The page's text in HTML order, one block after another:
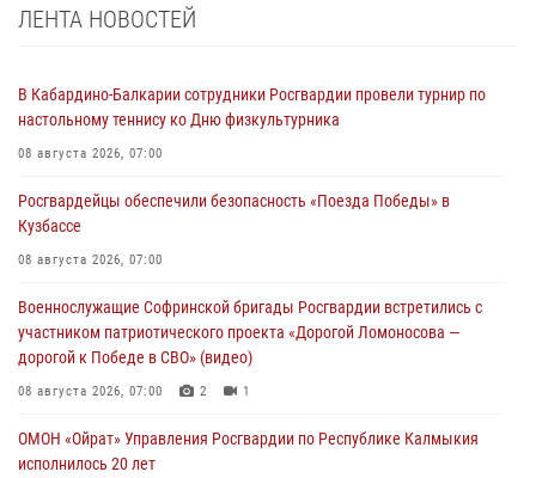
ЛЕНТА НОВОСТЕЙ
В Кабардино-Балкарии сотрудники Росгвардии провели турнир по
настольному теннису ко Дню физкультурника
08 августа 2026, 07:00
Росгвардейцы обеспечили безопасность «Поезда Победы» в
Кузбассе
08 августа 2026, 07:00
Военнослужащие Софринской бригады Росгвардии встретились с
участником патриотического проекта «Дорогой Ломоносова —
дорогой к Победе в СВО» (видео)
08 августа 2026, 07:00 2 1
ОМОН «Ойрат» Управления Росгвардии по Республике Калмыкия
исполнилось 20 лет